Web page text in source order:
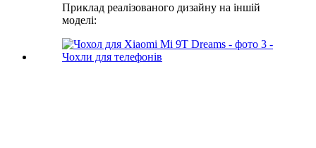
Приклад реалізованого дизайну на іншій
моделі: